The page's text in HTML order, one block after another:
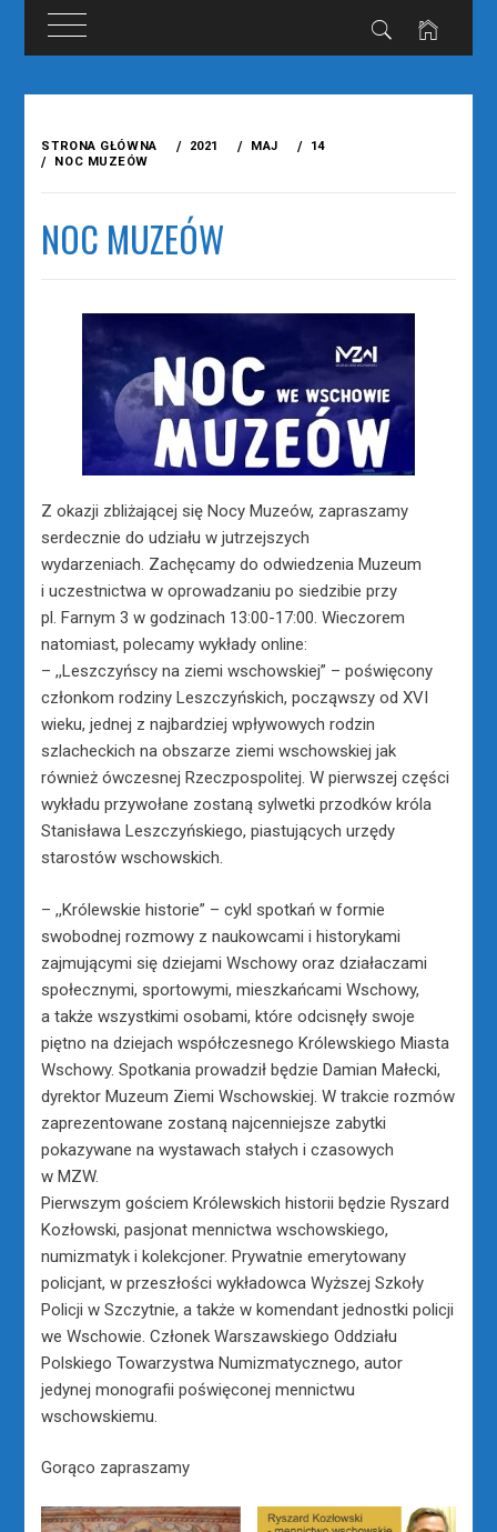
treści
STRONA GŁÓWNA 2021 MAJ
14
NOC MUZEÓW
NOC MUZEÓW
Z okazji zbliżającej się Nocy Muzeów, zapraszamy
serdecznie do udziału w jutrzejszych
wydarzeniach. Zachęcamy do odwiedzenia Muzeum
i uczestnictwa w oprowadzaniu po siedzibie przy
pl. Farnym 3 w godzinach 13:00-17:00. Wieczorem
natomiast, polecamy wykłady online:
– ,,Leszczyńscy na ziemi wschowskiej” – poświęcony
członkom rodziny Leszczyńskich, począwszy od XVI
wieku, jednej z najbardziej wpływowych rodzin
szlacheckich na obszarze ziemi wschowskiej jak
również ówczesnej Rzeczpospolitej. W pierwszej części
wykładu przywołane zostaną sylwetki przodków króla
Stanisława Leszczyńskiego, piastujących urzędy
starostów wschowskich.
– ,,Królewskie historie” – cykl spotkań w formie
swobodnej rozmowy z naukowcami i historykami
zajmującymi się dziejami Wschowy oraz działaczami
społecznymi, sportowymi, mieszkańcami Wschowy,
a także wszystkimi osobami, które odcisnęły swoje
piętno na dziejach współczesnego Królewskiego Miasta
Wschowy. Spotkania prowadził będzie Damian Małecki,
dyrektor Muzeum Ziemi Wschowskiej. W trakcie rozmów
zaprezentowane zostaną najcenniejsze zabytki
pokazywane na wystawach stałych i czasowych
w MZW.
Pierwszym gościem Królewskich historii będzie Ryszard
Kozłowski, pasjonat mennictwa wschowskiego,
numizmatyk i kolekcjoner. Prywatnie emerytowany
policjant, w przeszłości wykładowca Wyższej Szkoły
Policji w Szczytnie, a także w komendant jednostki policji
we Wschowie. Członek Warszawskiego Oddziału
Polskiego Towarzystwa Numizmatycznego, autor
jedynej monografii poświęconej mennictwu
wschowskiemu.
Gorąco zapraszamy